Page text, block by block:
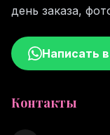
день заказа,
Написать
Контакты